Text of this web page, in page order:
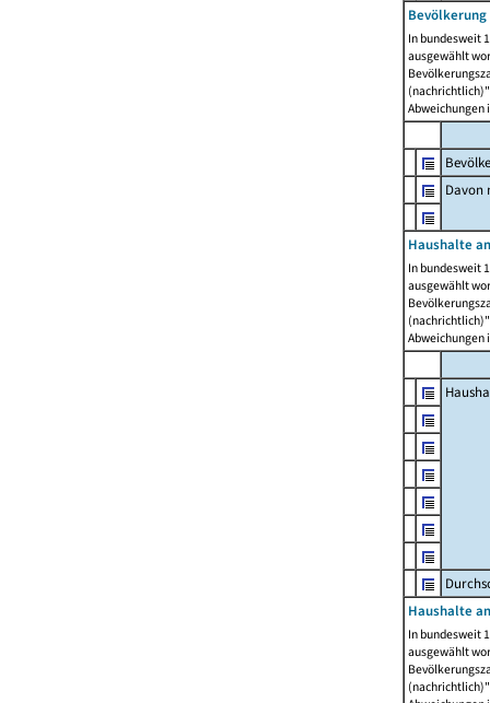
In bundesweit
ausgewählt
Abweichungen
Davon
Haushalte
In bundesweit
ausgewählt
Abweichungen
Haushalte
In bundesweit
ausgewählt